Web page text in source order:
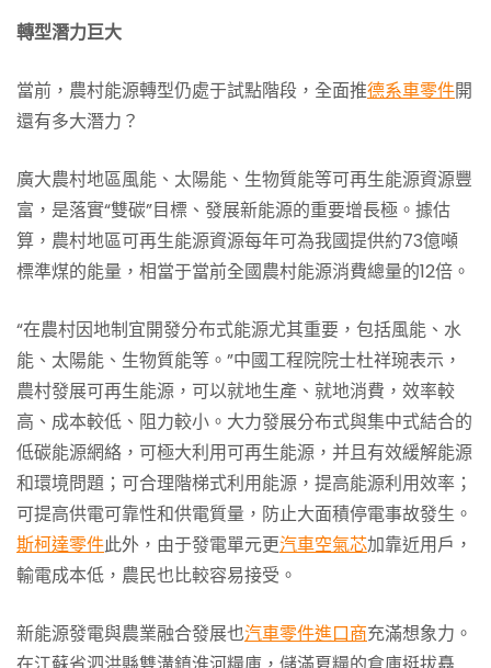
轉型潛力巨大
當前，農村能源轉型仍處于試點階段，全面推德系車零件開
還有多大潛力？
廣大農村地區風能、太陽能、生物質能等可再生能源資源豐
富，是落實“雙碳”目標、發展新能源的重要增長極。據估
算，農村地區可再生能源資源每年可為我國提供約73億噸
標準煤的能量，相當于當前全國農村能源消費總量的12倍。
“在農村因地制宜開發分布式能源尤其重要，包括風能、水
能、太陽能、生物質能等。”中國工程院院士杜祥琬表示，
農村發展可再生能源，可以就地生產、就地消費，效率較
高、成本較低、阻力較小。大力發展分布式與集中式結合的
低碳能源網絡，可極大利用可再生能源，并且有效緩解能源
和環境問題；可合理階梯式利用能源，提高能源利用效率；
可提高供電可靠性和供電質量，防止大面積停電事故發生。
斯柯達零件此外，由于發電單元更汽車空氣芯加靠近用戶，
輸電成本低，農民也比較容易接受。
新能源發電與農業融合發展也汽車零件進口商充滿想象力。